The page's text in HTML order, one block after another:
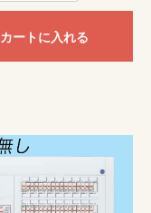
カートに入れる